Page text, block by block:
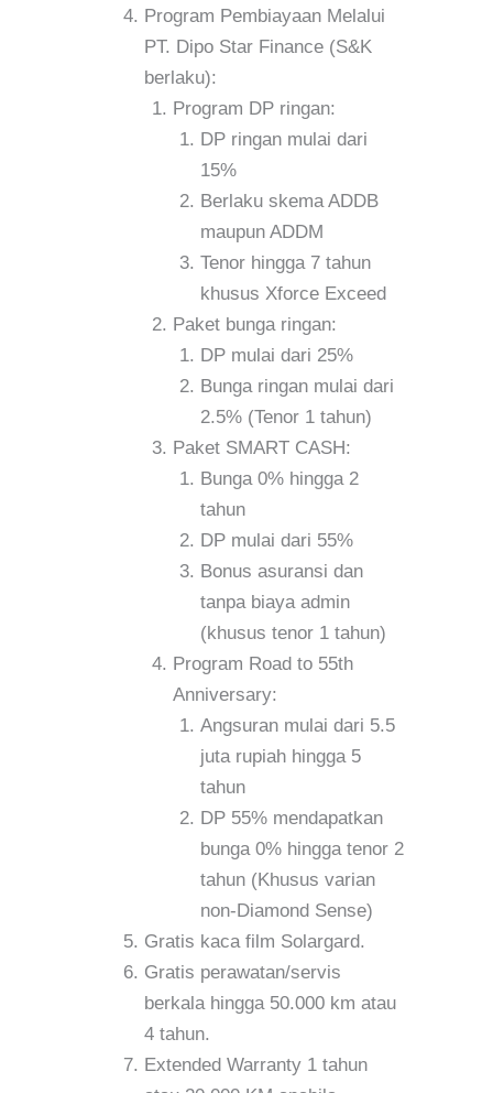
Program Pembiayaan Melalui
PT. Dipo Star Finance (S&K
berlaku):
Program DP ringan:
DP ringan mulai dari
15%
Berlaku skema ADDB
maupun ADDM
Tenor hingga 7 tahun
khusus Xforce Exceed
Paket bunga ringan:
DP mulai dari 25%
Bunga ringan mulai dari
2.5% (Tenor 1 tahun)
Paket SMART CASH:
Bunga 0% hingga 2
tahun
DP mulai dari 55%
Bonus asuransi dan
tanpa biaya admin
(khusus tenor 1 tahun)
Program Road to 55th
Anniversary:
Angsuran mulai dari 5.5
juta rupiah hingga 5
tahun
DP 55% mendapatkan
bunga 0% hingga tenor 2
tahun (Khusus varian
non-Diamond Sense)
Gratis kaca film Solargard.
Gratis perawatan/servis
berkala hingga 50.000 km atau
4 tahun.
Extended Warranty 1 tahun